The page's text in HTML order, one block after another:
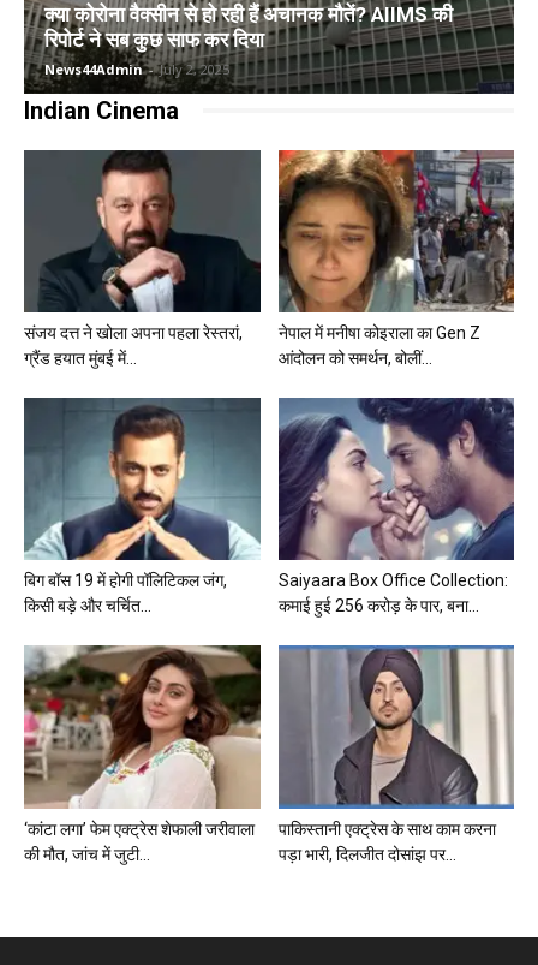
क्या कोरोना वैक्सीन से हो रही हैं अचानक मौतें? AIIMS की
रिपोर्ट ने सब कुछ साफ कर दिया
News44Admin - July 2, 2025
Indian Cinema
संजय दत्त ने खोला अपना पहला रेस्तरां,
ग्रैंड हयात मुंबई में...
नेपाल में मनीषा कोइराला का Gen Z
आंदोलन को समर्थन, बोलीं...
बिग बॉस 19 में होगी पॉलिटिकल जंग,
किसी बड़े और चर्चित...
Saiyaara Box Office Collection:
कमाई हुई 256 करोड़ के पार, बना...
‘कांटा लगा’ फेम एक्ट्रेस शेफाली जरीवाला
की मौत, जांच में जुटी...
पाकिस्तानी एक्ट्रेस के साथ काम करना
पड़ा भारी, दिलजीत दोसांझ पर...